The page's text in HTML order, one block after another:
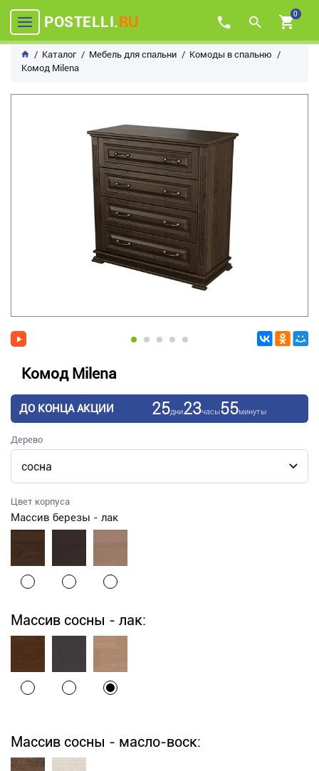
POSTELLI.RU 0
Каталог Мебель для спальни
Комоды в спальню
Комод Milena
Комод Milena
ДО КОНЦА АКЦИИ 25дни23часы55минуты
Дерево
Цвет корпуса
Массив березы - лак
Массив сосны - лак:
Массив сосны - масло-воск: